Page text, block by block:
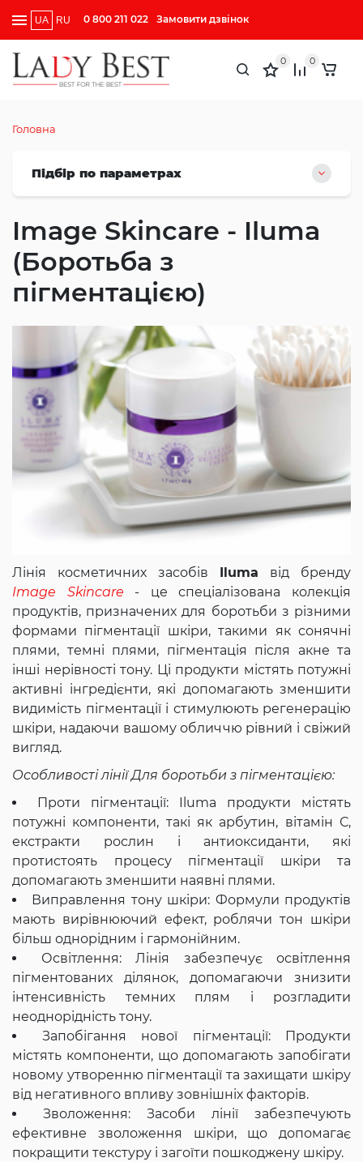
UA RU 0 800 211 022 Замовити дзвінок
0 0
Головна
Підбір по параметрах
Image Skincare - Iluma
(Боротьба з
пігментацією)
Лінія косметичних засобів Iluma від бренду
Image Skincare - це спеціалізована колекція
продуктів, призначених для боротьби з різними
формами пігментації шкіри, такими як сонячні
плями, темні плями, пігментація після акне та
інші нерівності тону. Ці продукти містять потужні
активні інгредієнти, які допомагають зменшити
видимість пігментації і стимулюють регенерацію
шкіри, надаючи вашому обличчю рівний і свіжий
вигляд.
Особливості лінії Для боротьби з пігментацією:
Проти пігментації: Iluma продукти містять
потужні компоненти, такі як арбутин, вітамін С,
екстракти рослин і антиоксиданти, які
протистоять процесу пігментації шкіри та
допомагають зменшити наявні плями.
Виправлення тону шкіри: Формули продуктів
мають вирівнюючий ефект, роблячи тон шкіри
більш однорідним і гармонійним.
Освітлення: Лінія забезпечує освітлення
пігментованих ділянок, допомагаючи знизити
інтенсивність темних плям і розгладити
неоднорідність тону.
Запобігання нової пігментації: Продукти
містять компоненти, що допомагають запобігати
новому утворенню пігментації та захищати шкіру
від негативного впливу зовнішніх факторів.
Зволоження: Засоби лінії забезпечують
ефективне зволоження шкіри, що допомагає
покращити текстуру і загоїти пошкоджену шкіру.